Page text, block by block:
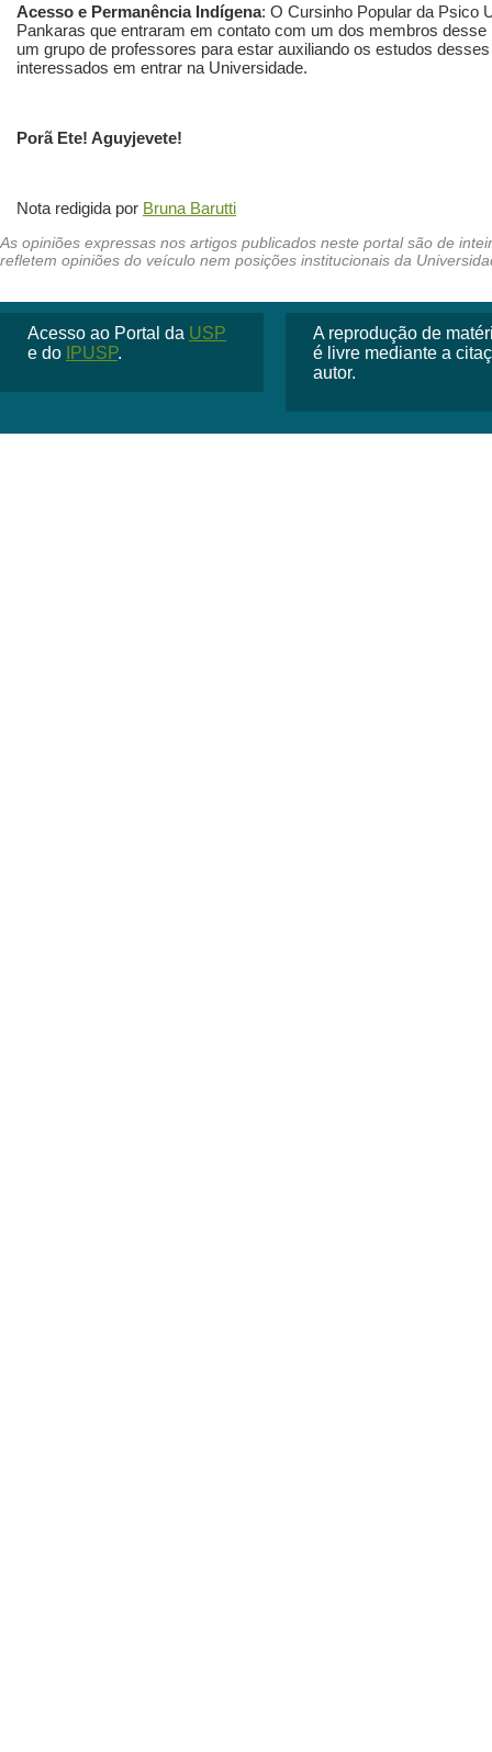
Acesso e Permanência Indígena: O Cursinho Popular da Psico
Pankaras que entraram em contato com um dos membros
um grupo de professores para estar auxiliando os estudos
interessados em entrar na Universidade.
Porã Ete! Aguyjevete!
Nota redigida por Bruna Barutti
Acesso ao Portal da USP
e do
IPUSP.
A reprodução de
é livre mediante a
autor.